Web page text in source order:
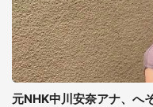
元NHK中川安奈アナ、へ